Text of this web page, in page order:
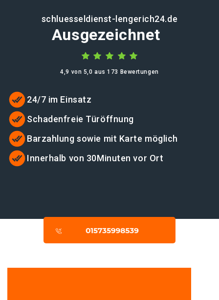
schluesseldienst-lengerich24.de
Ausgezeichnet
4,9 von 5,0 aus 173 Bewertungen
24/7 im Einsatz
Schadenfreie Türöffnung
Barzahlung sowie mit Karte möglich
Innerhalb von 30Minuten vor Ort